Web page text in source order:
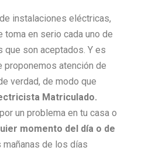
instalaciones eléctricas,
en serio cada uno de
que son aceptados. Y es
proponemos atención de
verdad, de modo que
Matriculado.
por un problema en tu casa o
momento del día o de
mañanas de los días